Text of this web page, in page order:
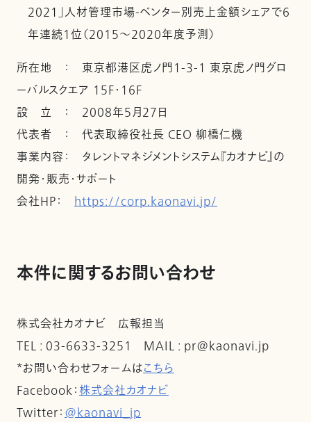
2021」人材管理市場-ベンター別売上金額シェアで6
年連続1位（2015～2020年度予測）
所在地 ： 東京都港区虎ノ門1-3-1 東京虎ノ門グロ
ーバルスクエア 15F・16F
設 立 ： 2008年5月27日
代表者 ： 代表取締役社長 CEO 柳橋仁機
事業内容： タレントマネジメントシステム『カオナビ』の
開発・販売・サポート
会社ＨＰ： https://corp.kaonavi.jp/
本件に関するお問い合わせ
株式会社カオナビ 広報担当
TEL : 03-6633-3251 MAIL : pr@kaonavi.jp
*お問い合わせフォームはこちら
Facebook：株式会社カオナビ
Twitter：@kaonavi_jp